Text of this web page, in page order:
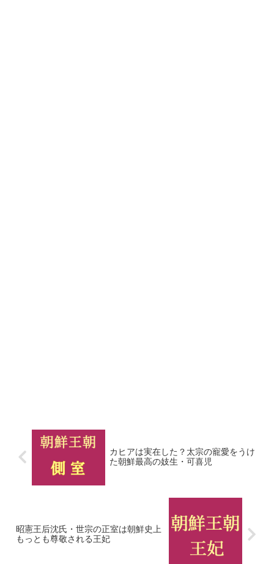
カヒアは実在した？太宗の寵愛をうけ
た朝鮮最高の妓生・可喜児
昭憲王后沈氏・世宗の正室は朝鮮史上
もっとも尊敬される王妃